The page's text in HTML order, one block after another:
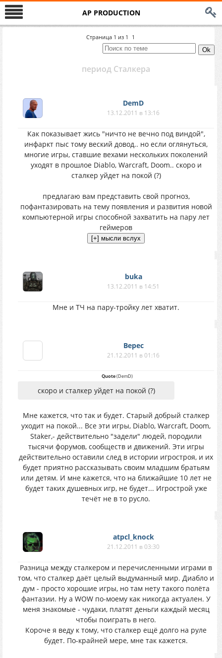
AP PRODUCTION
Страница 1 из 1 1
период Сталкера
DemD
13.12.2011 в 13:16
Как показывает жись "ничто не вечно под виндой",
инфаркт пыс тому веский довод.. но если оглянуться,
многие игры, ставшие вехами нескольких поколений
уходят в прошлое Diablo, Warcraft, Doom.. скоро и
сталкер уйдет на покой (?)
предлагаю вам представить свой прогноз,
пофантазировать на тему появления и развития новой
компьютерной игры способной захватить на пару лет
геймеров
buka
13.12.2011 в 14:51
Мне и ТЧ на пару-тройку лет хватит.
Верес
21.12.2011 в 01:16
Quote(DemD)
скоро и сталкер уйдет на покой (?)
Мне кажется, что так и будет. Старый добрый сталкер
уходит на покой... Все эти игры, Diablo, Warcraft, Doom,
Staker,- действительно "задели" людей, породили
тысячи форумов, сообществ и движений. Эти игры
действительно оставили след в истории игростроя, и их
будет приятно рассказывать своим младшим братьям
или детям. И мне кажется, что на ближайшие 10 лет не
будет таких душевных игр, не будет... Игрострой уже
течёт не в то русло.
atpcl_knock
21.12.2011 в 03:30
Разница между сталкером и перечисленными играми в
том, что сталкер даёт целый выдуманный мир. Диабло и
дум - просто хорошие игры, но там нету такого полёта
фантазии. Ну а WOW по-моему как никогда актуален. У
меня знакомые - чудаки, платят деньги каждый месяц
чтобы поиграть в него.
Короче я веду к тому, что сталкер ещё долго на руле
будет. По-крайней мере, мне так кажется.